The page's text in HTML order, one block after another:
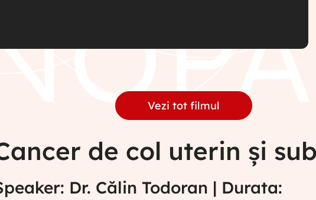
Vezi tot filmul
de col uterin și
Dr. Călin Todoran | Durata: